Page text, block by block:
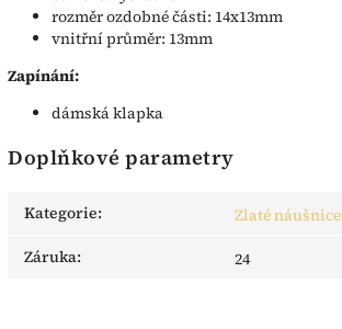
rozměr ozdobné části: 14x13mm
vnitřní průměr: 13mm
Zapínání:
dámská klapka
Doplňkové parametry
Kategorie:
Zlaté náušnice
Záruka: 24